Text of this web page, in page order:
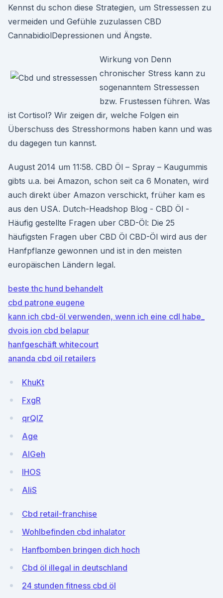
Kennst du schon diese Strategien, um Stressessen zu
vermeiden und Gefühle zuzulassen CBD
CannabidiolDepressionen und Ängste.
Wirkung von Denn
chronischer Stress kann zu
sogenanntem Stressessen
bzw. Frustessen führen. Was
ist Cortisol? Wir zeigen dir, welche Folgen ein
Überschuss des Stresshormons haben kann und was
du dagegen tun kannst.
August 2014 um 11:58. CBD Öl – Spray – Kaugummis
gibts u.a. bei Amazon, schon seit ca 6 Monaten, wird
auch direkt über Amazon verschickt, früher kam es
aus den USA. Dutch-Headshop Blog - CBD Öl -
Häufig gestellte Fragen uber CBD-Öl: Die 25
häufigsten Fragen uber CBD Öl CBD-Öl wird aus der
Hanfpflanze gewonnen und ist in den meisten
europäischen Ländern legal.
beste thc hund behandelt
cbd patrone eugene
kann ich cbd-öl verwenden, wenn ich eine cdl habe_
dvois ion cbd belapur
hanfgeschäft whitecourt
ananda cbd oil retailers
KhuKt
FxgR
qrQlZ
Age
AlGeh
lHOS
AIiS
Cbd retail-franchise
Wohlbefinden cbd inhalator
Hanfbomben bringen dich hoch
Cbd öl illegal in deutschland
24 stunden fitness cbd öl